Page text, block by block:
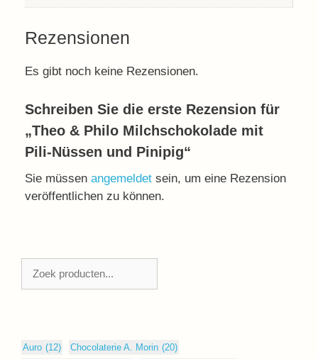
Rezensionen
Es gibt noch keine Rezensionen.
Schreiben Sie die erste Rezension für
„Theo & Philo Milchschokolade mit
Pili-Nüssen und Pinipig“
Sie müssen angemeldet sein, um eine Rezension
veröffentlichen zu können.
Auro (12) Chocolaterie A. Morin (20)